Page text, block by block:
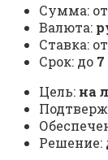
Сумма: от
Валюта:
Ставка: от
Срок: до 7
Цель: на
Решение: